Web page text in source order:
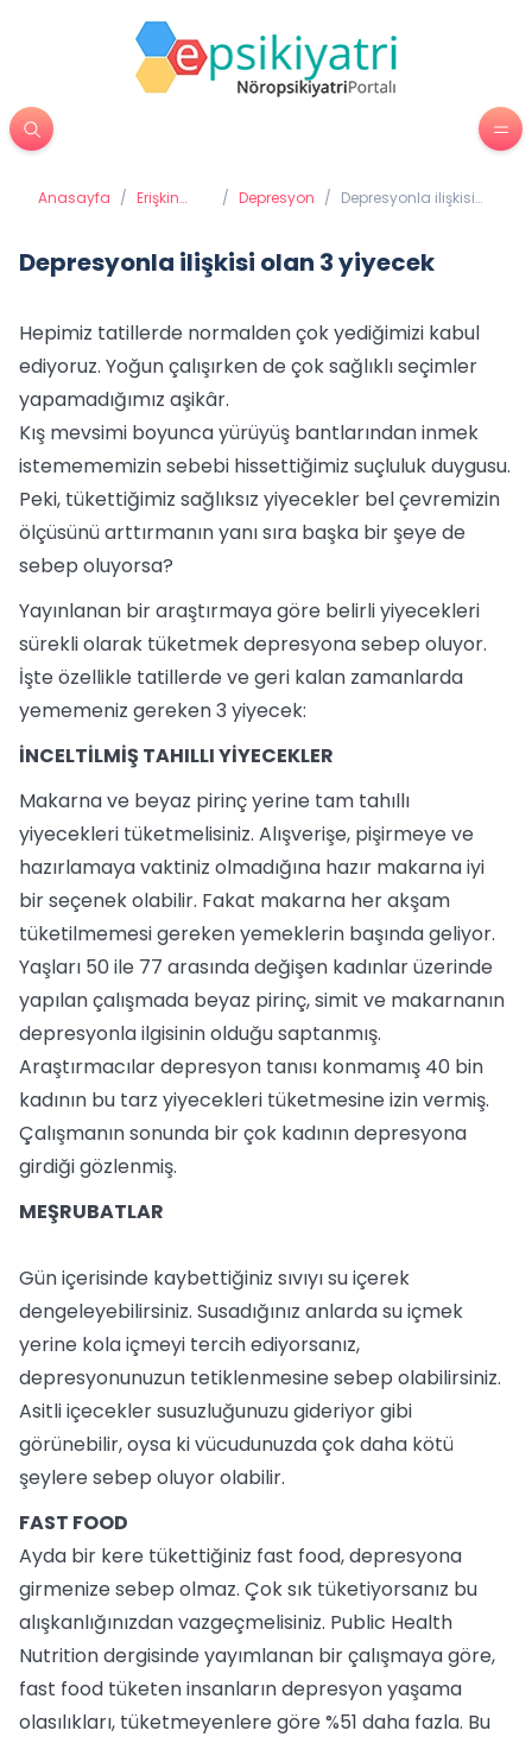
Anasayfa / Erişkin
/ Depresyon / Depresyonla ilişkisi
Depresyonla ilişkisi olan 3 yiyecek
Hepimiz tatillerde normalden çok yediğimizi kabul
ediyoruz. Yoğun çalışırken de çok sağlıklı seçimler
yapamadığımız aşikâr.
Kış mevsimi boyunca yürüyüş bantlarından inmek
istemememizin sebebi hissettiğimiz suçluluk duygusu.
Peki, tükettiğimiz sağlıksız yiyecekler bel çevremizin
ölçüsünü arttırmanın yanı sıra başka bir şeye de
sebep oluyorsa?
Yayınlanan bir araştırmaya göre belirli yiyecekleri
sürekli olarak tüketmek depresyona sebep oluyor.
İşte özellikle tatillerde ve geri kalan zamanlarda
yememeniz gereken 3 yiyecek:
İNCELTİLMİŞ TAHILLI YİYECEKLER
Makarna ve beyaz pirinç yerine tam tahıllı
yiyecekleri tüketmelisiniz. Alışverişe, pişirmeye ve
hazırlamaya vaktiniz olmadığına hazır makarna iyi
bir seçenek olabilir. Fakat makarna her akşam
tüketilmemesi gereken yemeklerin başında geliyor.
Yaşları 50 ile 77 arasında değişen kadınlar üzerinde
yapılan çalışmada beyaz pirinç, simit ve makarnanın
depresyonla ilgisinin olduğu saptanmış.
Araştırmacılar depresyon tanısı konmamış 40 bin
kadının bu tarz yiyecekleri tüketmesine izin vermiş.
Çalışmanın sonunda bir çok kadının depresyona
girdiği gözlenmiş.
MEŞRUBATLAR
Gün içerisinde kaybettiğiniz sıvıyı su içerek
dengeleyebilirsiniz. Susadığınız anlarda su içmek
yerine kola içmeyi tercih ediyorsanız,
depresyonunuzun tetiklenmesine sebep olabilirsiniz.
Asitli içecekler susuzluğunuzu gideriyor gibi
görünebilir, oysa ki vücudunuzda çok daha kötü
şeylere sebep oluyor olabilir.
FAST FOOD
Ayda bir kere tükettiğiniz fast food, depresyona
girmenize sebep olmaz. Çok sık tüketiyorsanız bu
alışkanlığınızdan vazgeçmelisiniz. Public Health
Nutrition dergisinde yayımlanan bir çalışmaya göre,
fast food tüketen insanların depresyon yaşama
olasılıkları, tüketmeyenlere göre %51 daha fazla. Bu